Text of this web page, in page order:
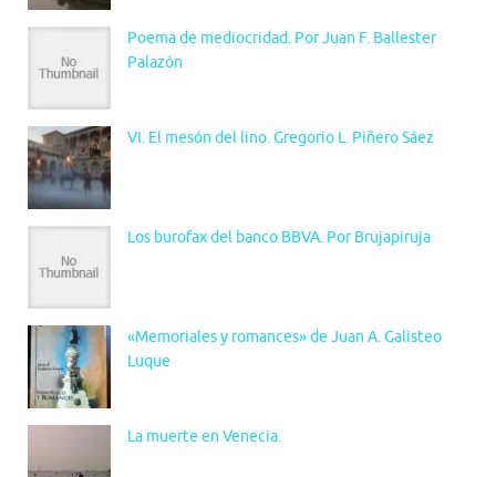
Poema de mediocridad. Por Juan F. Ballester
Palazón
VI. El mesón del lino. Gregorio L. Piñero Sáez
Los burofax del banco BBVA. Por Brujapiruja
«Memoriales y romances» de Juan A. Galisteo
Luque
La muerte en Venecia.